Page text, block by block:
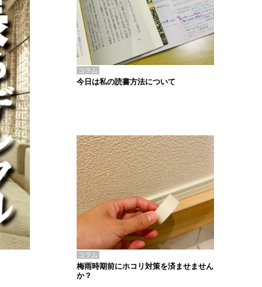
コラム
今日は私の読書方法について
コラム
梅雨時期前にホコリ対策を済ませません
か？